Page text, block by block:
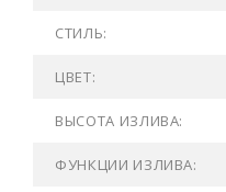
СТИЛЬ:
ЦВЕТ:
ВЫСОТА ИЗЛИВА:
ФУНКЦИИ ИЗЛИВА: